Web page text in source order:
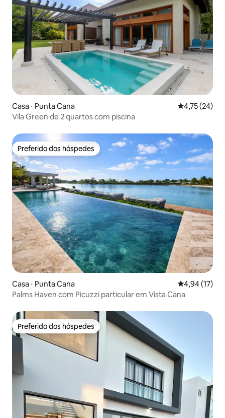
Casa ⋅ Punta Cana 4,75 de uma
4,75 (24)
Vila Green de 2 quartos com piscina
Preferido dos hóspedes
Preferido dos hóspedes
Casa ⋅ Punta Cana 4,94 de uma
4,94 (17)
Palms Haven com Picuzzi particular em Vista Cana
Preferido dos hóspedes
Preferido dos hóspedes